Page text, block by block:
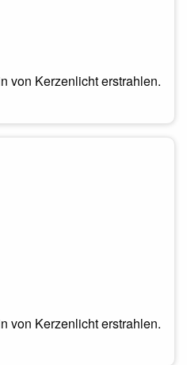
von Kerzenlicht erstrahlen.
von Kerzenlicht erstrahlen.